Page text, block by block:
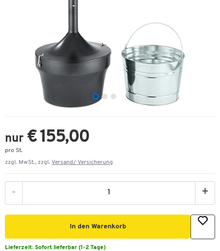
nur € 155,00
pro St.
zzgl. MwSt., zzgl. Versand/ Versicherung
- +
In den Warenkorb
Lieferzeit: Sofort lieferbar (1-2 Tage)